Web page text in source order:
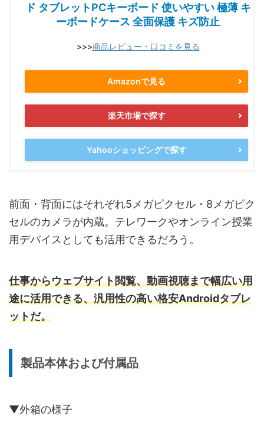
ド タブレットPCキーボード 使いやすい 極薄 キ
ーボードケース 全面保護 キズ防止
>>>商品レビュー・口コミを見る
Amazonで見る
楽天市場で探す
Yahooショッピングで探す
前面・背面にはそれぞれ5メガピクセル・8メガピク
セルのカメラが内蔵。テレワークやオンライン授業
用デバイスとしても活用できるだろう。
仕事からウェブサイト閲覧、動画視聴まで幅広い用
途に活用できる、汎用性の高い格安Androidタブレ
ットだ。
製品本体および付属品
▼外箱の様子